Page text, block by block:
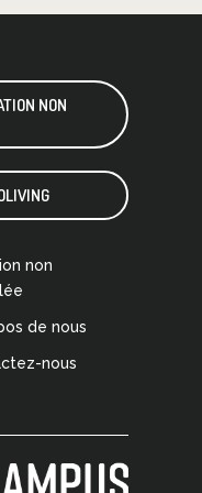
NON
non
de nous
nous